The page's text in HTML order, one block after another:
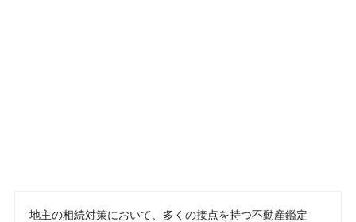
地主の相続対策において、多くの接点を持つ不動産鑑定